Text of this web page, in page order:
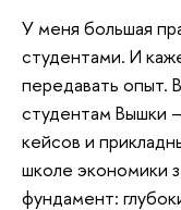
У меня большая
студентами. И
передавать опыт.
студентам Вышки
кейсов и
школе экономики
фундамент: